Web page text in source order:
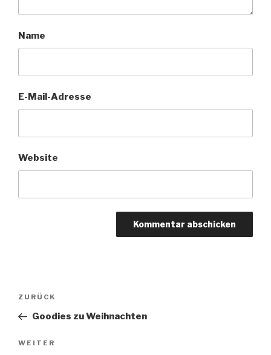
Name
E-Mail-Adresse
Website
Beitragsnavigation
Vorheriger
Beitrag
ZURÜCK
Goodies zu Weihnachten
Nächster
WEITER